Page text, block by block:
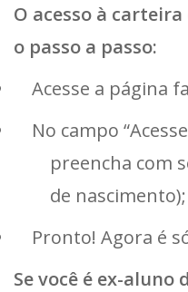
O acesso à
o passo a passo:
Acesse a página
No campo
preencha com
de nascimento);
Pronto! Agora é
Se você é ex-aluno